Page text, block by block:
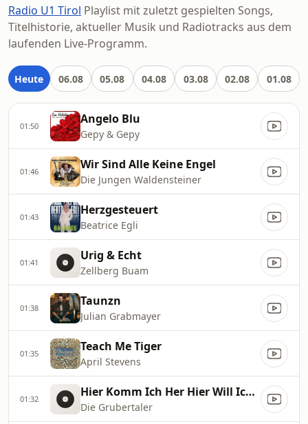
Radio U1 Tirol Playlist mit zuletzt gespielten Songs,
Titelhistorie, aktueller Musik und Radiotracks aus dem
laufenden Live-Programm.
Heute 06.08 05.08 04.08 03.08 02.08 01.08
01:50 Angelo Blu
Gepy & Gepy
01:46 Wir Sind Alle Keine Engel
Die Jungen Waldensteiner
01:43 Herzgesteuert
Beatrice Egli
01:41 Urig & Echt
Zellberg Buam
01:38 Taunzn
Julian Grabmayer
01:35 Teach Me Tiger
April Stevens
01:32 Hier Komm Ich Her Hier Will Ich Hin
Die Grubertaler